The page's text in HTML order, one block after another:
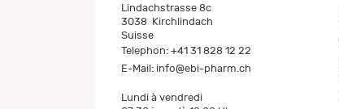
Lindachstrasse 8c
3038 Kirchlindach
Suisse
Telephon: +41 31 828 12 22
E-Mail: info@ebi-pharm.ch
Lundi à vendredi